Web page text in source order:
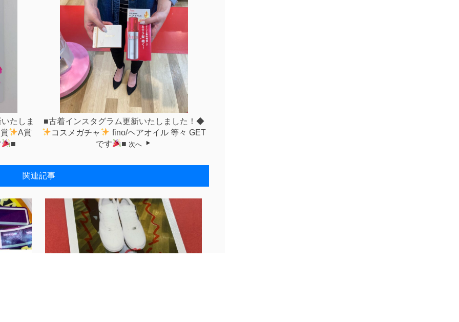
たしま
A賞
■
■古着インスタグラム更新いたしました！◆
コスメガチャ
fino/ヘアオイル 等々 GET
です
■ 次へ
関連記事